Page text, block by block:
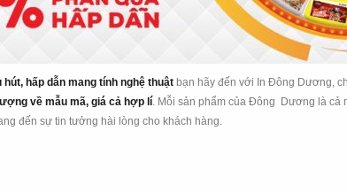
hút, hấp dẫn mang tính nghệ thuật bạn hãy đến với In Đông Dương,
về mẫu mã, giá cả hợp lí. Mỗi sản phẩm của Đông Dương là cả
đến sự tin tưởng hài lòng cho khách hàng.